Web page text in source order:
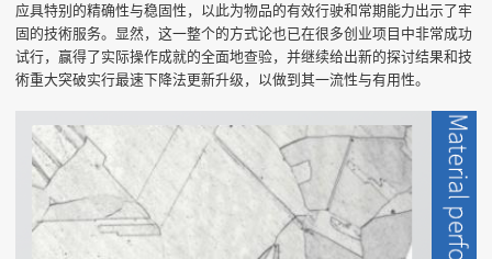
应具特别的精确性与稳固性，以此为物品的有效行驶和常期能力出示了牢
固的技術服务。显然，这一整个的方式论也已在很多创业项目中非常成功
试行，赢得了实际操作成就的全面地查验，并继续给出新的探讨结果和技
術重大突破实行最速下降法更新升级，以做到其一流性与有用性。